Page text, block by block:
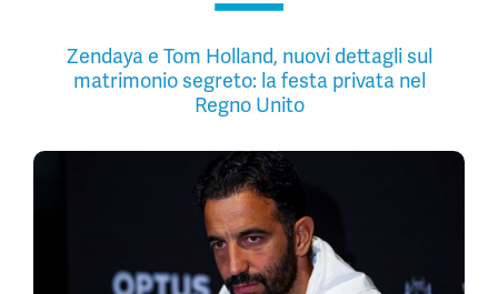
Zendaya e Tom Holland, nuovi dettagli sul
matrimonio segreto: la festa privata nel
Regno Unito